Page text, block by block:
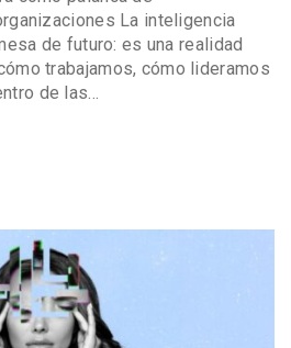
La inteligencia
de futuro: es una realidad
trabajamos, cómo lideramos
de las…